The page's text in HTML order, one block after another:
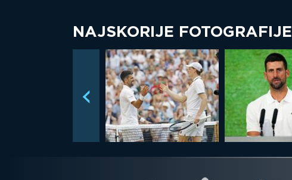
NAJSKORIJE FOTOGRAFIJE